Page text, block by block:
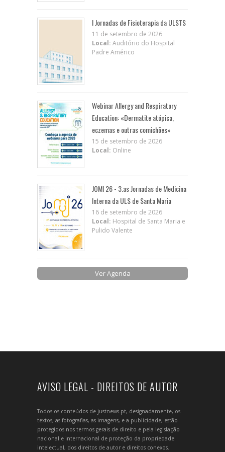
I Jornadas de Fisioterapia da ULSTS
11 de setembro de 2026
Local: Auditório do Hospital
Padre Américo
Webinar Allergy and Respiratory
Education: «Dermatite atópica,
eczemas e outras comichões»
15 de setembro de 2026
Local: Online
JOMI 26 - 3.as Jornadas de Medicina
Interna da ULS de Santa Maria
16 de setembro de 2026
Local: Hospital de Santa Maria e
Pulido Valente
Ver Agenda
AVISO LEGAL - DIREITOS DE AUTOR
Todos os conteúdos de justnews.pt, designadamente, os
textos, as fotografias, as imagens, e a publicidade, estão
protegidos nos termos gerais de direito e pela legislação
nacional e internacional de proteção da propriedade
intelectual, dos direitos de autor e direitos conexos.